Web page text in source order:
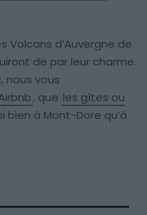
Volcans d’Auvergne de
de par leur charme.
nous vous
, que les gîtes ou
bien à Mont-Dore qu’à